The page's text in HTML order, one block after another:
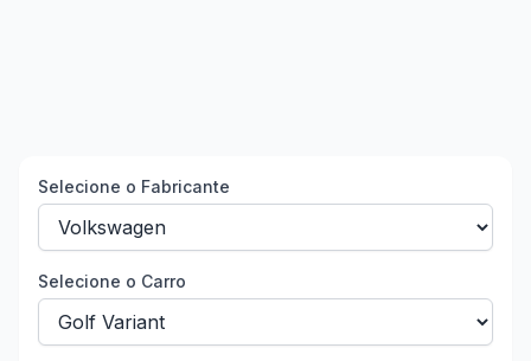
Selecione o Fabricante
Selecione o Carro